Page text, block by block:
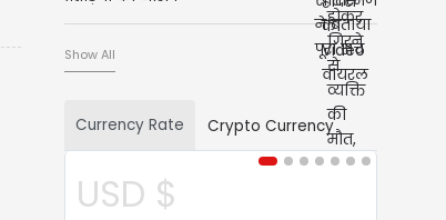
Show All
Currency Rate Crypto Currency
USD $